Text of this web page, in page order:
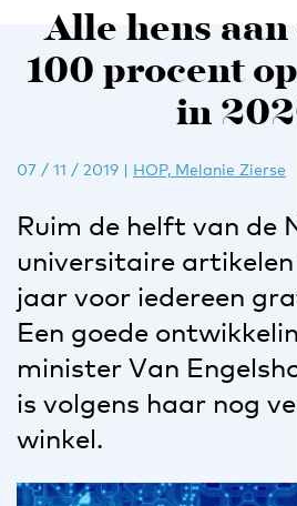
Alle hens
100 procent
in
07 / 11 / 2019 | HOP, Melanie Zierse
Ruim de helft van de
universitaire
jaar voor iedereen
Een goede
minister Van
is volgens haar nog
winkel.